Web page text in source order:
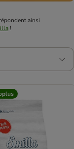
ainsi
!